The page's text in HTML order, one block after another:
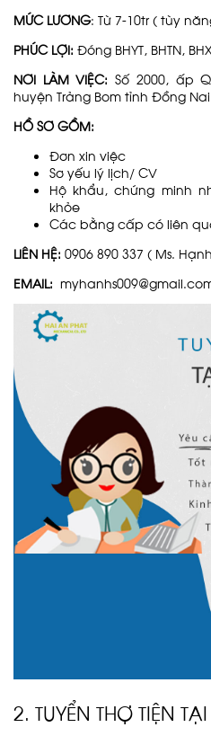
MỨC LƯƠNG: Từ 7-10tr ( tùy
PHÚC LỢI: Đóng BHYT, BHTN,
NƠI LÀM VIỆC: Số 2000, ấp
huyện Trảng Bom tỉnh Đồng Nai
HỒ SƠ GỒM:
Đơn xin việc
Sơ yếu lý lịch/ CV
Hộ khẩu, chứng minh
khỏe
Các bằng cấp có liên
LIÊN HỆ: 0906 890 337 ( Ms.
EMAIL:
2. TUYỂN THỢ TIỆN